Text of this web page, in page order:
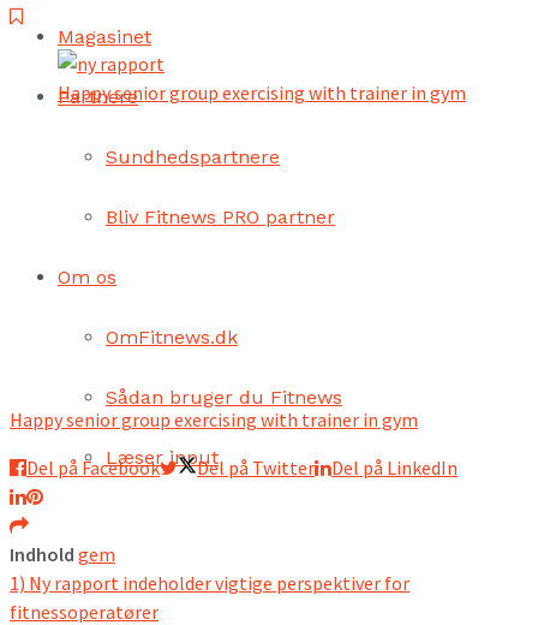
Magasinet
Partnere
Sundhedspartnere
Bliv Fitnews PRO partner
Om os
OmFitnews.dk
Sådan bruger du Fitnews
Læser input
Happy senior group exercising with trainer in gym
Happy senior group exercising with trainer in gym
Del på Facebook
Del på Twitter Del på LinkedIn
Indhold gem
1) Ny rapport indeholder vigtige perspektiver for
fitnessoperatører